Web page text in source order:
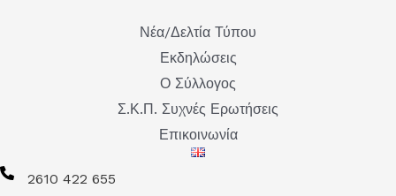
Νέα/Δελτία Τύπου
Εκδηλώσεις
Ο Σύλλογος
Σ.Κ.Π. Συχνές Ερωτήσεις
Επικοινωνία
2610 422 655